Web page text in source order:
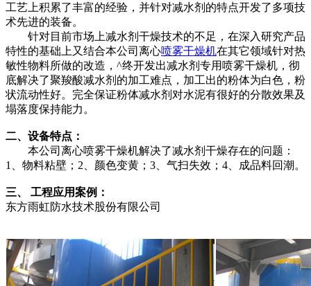
工艺上积累了丰富的经验，并针对减水剂的特点开发了多项技
术先进的装备。
针对目前市场上减水剂干燥技术的不足，在深入研究产品
特性的基础上又结合本公司离心喷雾干燥机在其它领域针对热
敏性物料所做的改造，^终开发出减水剂专用喷雾干燥机，彻
底解决了聚羧酸减水剂的加工难点，加工出的粉体为白色，粉
状流动性好。完全保证粉体减水剂对水泥有很好的分散效果及
塌落度保持能力。
二、设备特点：
本公司离心喷雾干燥机解决了减水剂干燥存在的问题：
1、物料粘壁；2、颜色变黄；3、气扫失效；4、成品料回潮。
三、 工程应用案例：
东方雨虹防水技术股份有限公司